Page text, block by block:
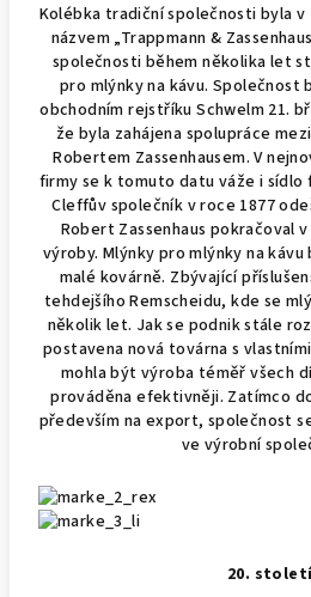
Kolébka tradiční společnosti byla v
názvem „Trappmann &
společnosti během několika let
pro mlýnky na kávu. Společnost
obchodním rejstříku Schwelm 21.
že byla zahájena spolupráce
Robertem Zassenhausem. V
firmy se k tomuto datu váže i sídlo
Cleffův společník v roce 1877
Robert Zassenhaus pokračoval
výroby. Mlýnky pro mlýnky na
malé kovárně. Zbývající
tehdejšího Remscheidu, kde se
několik let. Jak se podnik stále
postavena nová továrna s
mohla být výroba téměř všech
prováděna efektivněji. Zatímco
především na export, společnost
ve výrobní
20.